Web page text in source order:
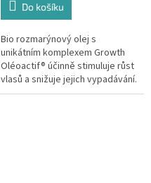
Do košíku
Bio rozmarýnový olej s
unikátním komplexem Growth
Oléoactif® účinně stimuluje růst
vlasů a snižuje jejich vypadávání.
100% přírodní složení pro hustší